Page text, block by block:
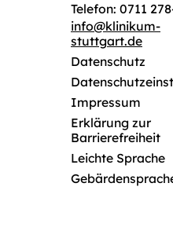
Telefon: 0711
info@klinikum-
stuttgart.de
Datenschutz
Impressum
Erklärung zur
Barrierefreiheit
Leichte Sprache